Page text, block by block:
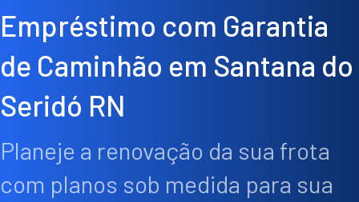
Empréstimo com Garantia
de Caminhão em Santana do
Seridó RN
Planeje a renovação da sua frota
com planos sob medida para sua